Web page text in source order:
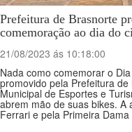
Prefeitura de Brasnorte
comemoração ao dia do
21/08/2023 ás 10:18:00
Nada como comemorar o
promovido pela Prefeitura
Municipal de Esportes e
abrem mão de suas bikes. A
Ferrari e pela Primeira